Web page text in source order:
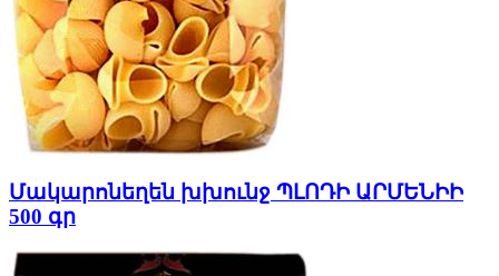
Մակարոնեղեն խխունջ ՊԼՈԴԻ ԱՐՄԵՆԻԻ
500 գր